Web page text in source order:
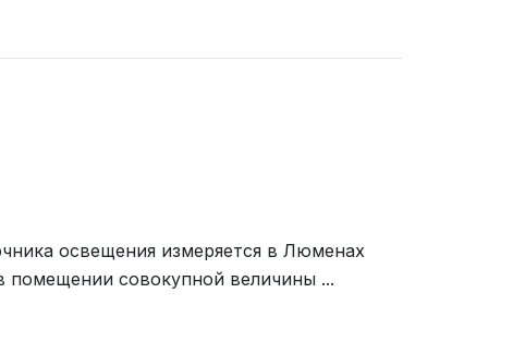
освещения измеряется в Люменах
помещении совокупной величины ...